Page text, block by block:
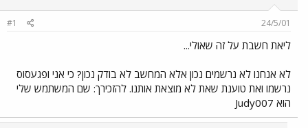
ש
א
ר
24/5/01
#1
ליאת חשבת על זה שאולי...
לא אנחנו לא נרשמים נכון אלא המחשב לא בודק נכון? כי אני ופגעסוס
נרשמו ואת טוענת שאת לא מוצאת אותנו. להזכירך: שם המשתמש שלי
הוא Judy007